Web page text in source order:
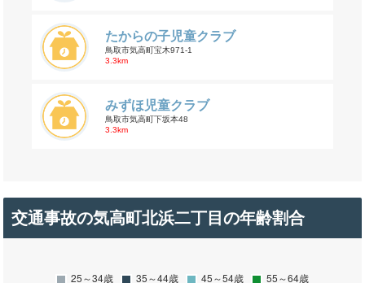
たからの子児童クラブ
鳥取市気高町宝木971-1
3.3km
みずほ児童クラブ
鳥取市気高町下坂本48
3.3km
交通事故の気高町北浜二丁目の年齢割合